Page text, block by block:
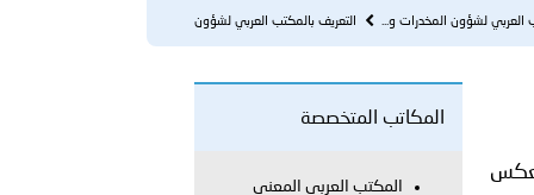
والكلية الدولية الجامعية للعلوم والصحة توقعان اتفاقية
العربي لشؤون المخدرات و... التعريف بالمكتب العربي لشؤون
المكاتب المتخصصة
المكتب العربي المعني